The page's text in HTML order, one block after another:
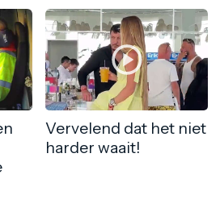
Vervelend dat het niet
harder waait!